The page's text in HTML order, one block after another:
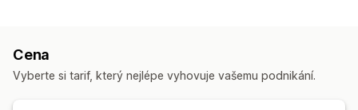
Cena
Vyberte si tarif, který nejlépe vyhovuje vašemu podnikání.